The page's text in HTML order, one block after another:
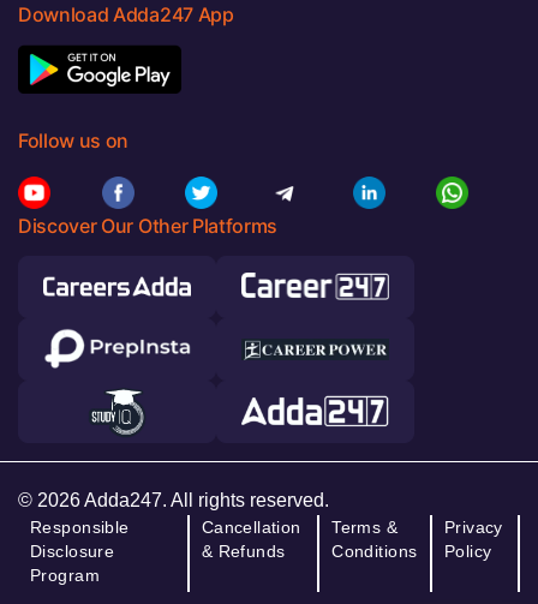
Download Adda247 App
Follow us on
Discover Our Other Platforms
© 2026 Adda247. All rights reserved.
Responsible
Disclosure
Program
Cancellation
& Refunds
Terms &
Conditions
Privacy
Policy